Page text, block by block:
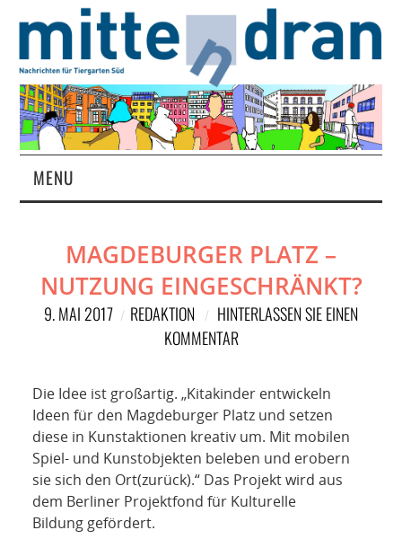
MENU
MAGAZIN
ÜBER UNS
NETZWERK
SPONSORING
KONTAKT
MAGDEBURGER PLATZ –
NUTZUNG EINGESCHRÄNKT?
9. MAI 2017 REDAKTION
HINTERLASSEN SIE EINEN
KOMMENTAR
Die Idee ist großartig. „Kitakinder entwickeln
Ideen für den Magdeburger Platz und setzen
diese in Kunstaktionen kreativ um. Mit mobilen
Spiel‐ und Kunstobjekten beleben und erobern
sie sich den Ort(zurück).“ Das Projekt wird aus
dem Berliner Projektfond für Kulturelle
Bildung gefördert.